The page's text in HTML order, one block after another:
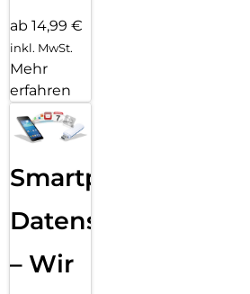
ab 14,99 €
inkl. MwSt.
Mehr
erfahren
Smartphone
Datensicherung
– Wir